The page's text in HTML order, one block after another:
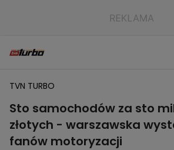
TVN TURBO
Sto samochodów za sto
złotych - warszawska
fanów motoryzacji